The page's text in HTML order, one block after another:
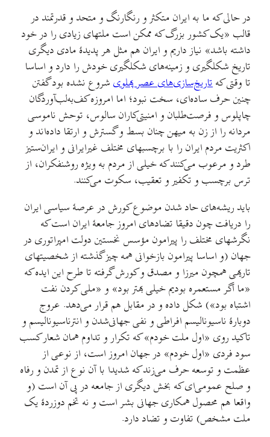
در حالی که ما به ایران متکثر و رنگارنگ و متحد و قدرتمند در
قالب «یک کشور بزرگ که ممکن است ملتهای زیادی را در خود
داشته باشد»‌ نیاز داریم و ایران هم مثل هر پدیدهٔ مادی دیگری
تاریخ شکلگیری و زمینه‌های شکلگیری خودش را دارد و اساسا
تا وقتی کهتاریخ‌سازی‌های عصر پهلوی شروع نشده بود گفتن
چنین حرف ساده‌ای، سخت نبود؛ اما امروزه کف‌به‌لب‌آوردگان
چاپلوس و فرصت‌طلبان و امنیتی‌کاران سالوس، توحش ناموسی
مردانه را از زن به میهن چنان بسط و گسترش و ارتقا داده‌اند و
اکثریت مردم ایران را با برچسبهای مختلف غیرایرانی و ایران‌ستیز
طرد و مرعوب می‌کنند که خیلی از مردم به ویژه روشنفکران، از
ترس برچسب و تکفیر و تعقیب، سکوت می‌کنند.
باید ریشه‌های حاد شدن موضوع کورش در عرصهٔ سیاسی ایران
را دریافت چون دقیقا تضادهای امروز جامعهٔ ایران است که
نگرشهای مختلف را پیرامون مؤسس نخستین دولت امپراتوری در
جهان (و اساسا پیرامون بازخوانی همه چیز گذشته از شخصیتهای
تاریهی همچون میرزا و مصدق و کورش گرفته تا طرح این ایده که
«ما اگر مستعمره بودیم خیلی بهتر بود» و «ملی کردن نفت
اشتباه بود») شکل داده و در مقابل هم قرار می‌دهد. عروج
دوبارهٔ ناسیونالیسم افراطی و نفی جهانی‌شدن و انترناسیونالیسم و
تاکید روی «اول ملت خودم» که تکرار و تداوم همان شعار کسب
سود فردی «اول خودم» در جهان امروز است، از نوعی از
عظمت و توسعه حرف می‌زند که شدیدا با آن نوع از تمدن و رفاه
و صلح عمومی‌ای که بخش دیگری از جامعه در پی آن است (و
واقعا هم محصول همکاری جهانی بشر است و نه تخم دوزردهٔ یک
ملت مشخص)‌ تفاوت و تضاد دارد.